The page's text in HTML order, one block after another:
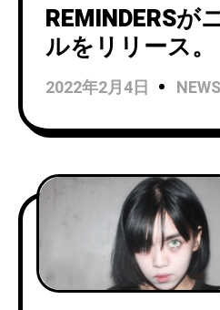
REMINDERSが
ルをリリース
Want It (Don’t
Down)」ビデオ
2022年2月4日 NEWS